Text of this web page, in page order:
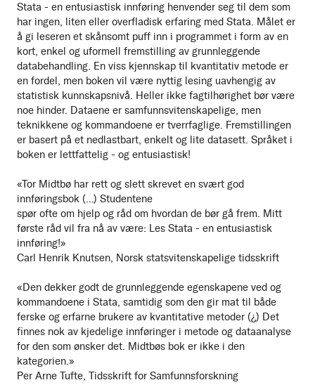
Stata - en entusiastisk innføring henvender seg til dem som
har ingen, liten eller overfladisk erfaring med Stata. Målet er
å gi leseren et skånsomt puff inn i programmet i form av en
kort, enkel og uformell fremstilling av grunnleggende
databehandling. En viss kjennskap til kvantitativ metode er
en fordel, men boken vil være nyttig lesing uavhengig av
statistisk kunnskapsnivå. Heller ikke fagtilhørighet bør være
noe hinder. Dataene er samfunnsvitenskapelige, men
teknikkene og kommandoene er tverrfaglige. Fremstillingen
er basert på et nedlastbart, enkelt og lite datasett. Språket i
boken er lettfattelig - og entusiastisk!
«Tor Midtbø har rett og slett skrevet en svært god
innføringsbok (...) Studentene
spør ofte om hjelp og råd om hvordan de bør gå frem. Mitt
første råd vil fra nå av være: Les Stata - en entusiastisk
innføring!»
Carl Henrik Knutsen, Norsk statsvitenskapelige tidsskrift
«Den dekker godt de grunnleggende egenskapene ved og
kommandoene i Stata, samtidig som den gir mat til både
ferske og erfarne brukere av kvantitative metoder (¿) Det
finnes nok av kjedelige innføringer i metode og dataanalyse
for den som ønsker det. Midtbøs bok er ikke i den
kategorien.»
Per Arne Tufte, Tidsskrift for Samfunnsforskning